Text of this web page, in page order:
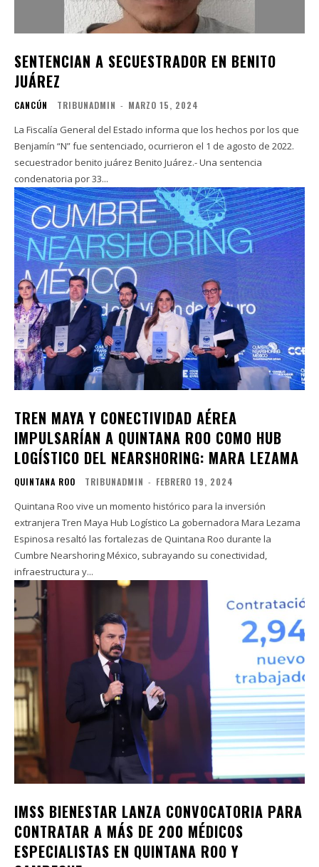
SENTENCIAN A SECUESTRADOR EN BENITO
JUÁREZ
CANCÚN TRIBUNADMIN - MARZO 15, 2024
La Fiscalía General del Estado informa que los hechos por los que
Benjamín “N” fue sentenciado, ocurrieron el 1 de agosto de 2022.
secuestrador benito juárez Benito Juárez.- Una sentencia
condenatoria por 33...
TREN MAYA Y CONECTIVIDAD AÉREA
IMPULSARÍAN A QUINTANA ROO COMO HUB
LOGÍSTICO DEL NEARSHORING: MARA LEZAMA
QUINTANA ROO TRIBUNADMIN - FEBRERO 19, 2024
Quintana Roo vive un momento histórico para la inversión
extranjera Tren Maya Hub Logístico La gobernadora Mara Lezama
Espinosa resaltó las fortalezas de Quintana Roo durante la
Cumbre Nearshoring México, subrayando su conectividad,
infraestructura y...
IMSS BIENESTAR LANZA CONVOCATORIA PARA
CONTRATAR A MÁS DE 200 MÉDICOS
ESPECIALISTAS EN QUINTANA ROO Y